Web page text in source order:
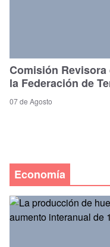
Comisión
la Federación de
07 de Agosto
Economía